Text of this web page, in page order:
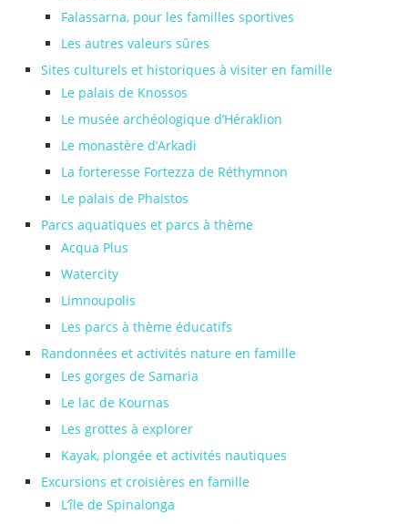
Falassarna, pour les familles sportives
Les autres valeurs sûres
Sites culturels et historiques à visiter en famille
Le palais de Knossos
Le musée archéologique d’Héraklion
Le monastère d’Arkadi
La forteresse Fortezza de Réthymnon
Le palais de Phaistos
Parcs aquatiques et parcs à thème
Acqua Plus
Watercity
Limnoupolis
Les parcs à thème éducatifs
Randonnées et activités nature en famille
Les gorges de Samaria
Le lac de Kournas
Les grottes à explorer
Kayak, plongée et activités nautiques
Excursions et croisières en famille
L’île de Spinalonga